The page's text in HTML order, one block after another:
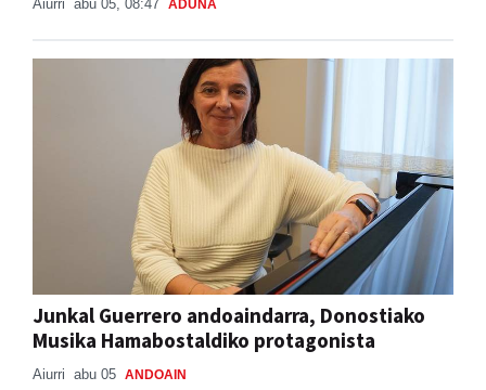
Aiurri abu 05, 08:47 ADUNA
Junkal Guerrero andoaindarra, Donostiako
Musika Hamabostaldiko protagonista
Aiurri abu 05 ANDOAIN